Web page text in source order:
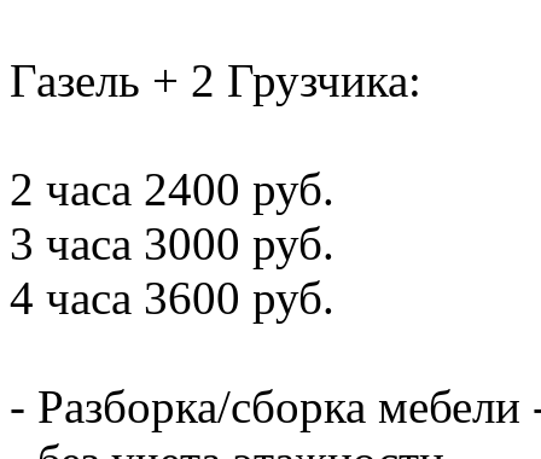
Газель + 2 Грузчика:
2 часа 2400 руб.
3 часа 3000 руб.
4 часа 3600 руб.
- Разборка/сборка мебели